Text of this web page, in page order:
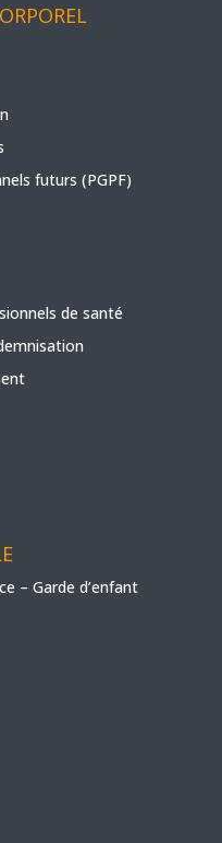
futurs (PGPF)
de santé
– Garde d’enfant